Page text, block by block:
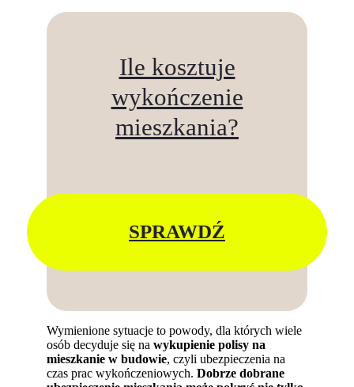
Ile kosztuje
wykończenie
mieszkania?
SPRAWDŹ
Wymienione sytuacje to powody, dla których wiele
osób decyduje się nawykupienie polisy na
mieszkanie w budowie, czyli ubezpieczenia na
czas prac wykończeniowych.Dobrze dobrane